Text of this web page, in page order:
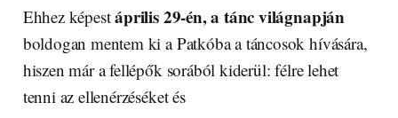
Ehhez képestáprilis 29-én, a tánc világnapján
boldogan mentem ki a Patkóba a táncosok hívására,
hiszen már a fellépők sorából kiderül: félre lehet
tenni az ellenérzéséket és